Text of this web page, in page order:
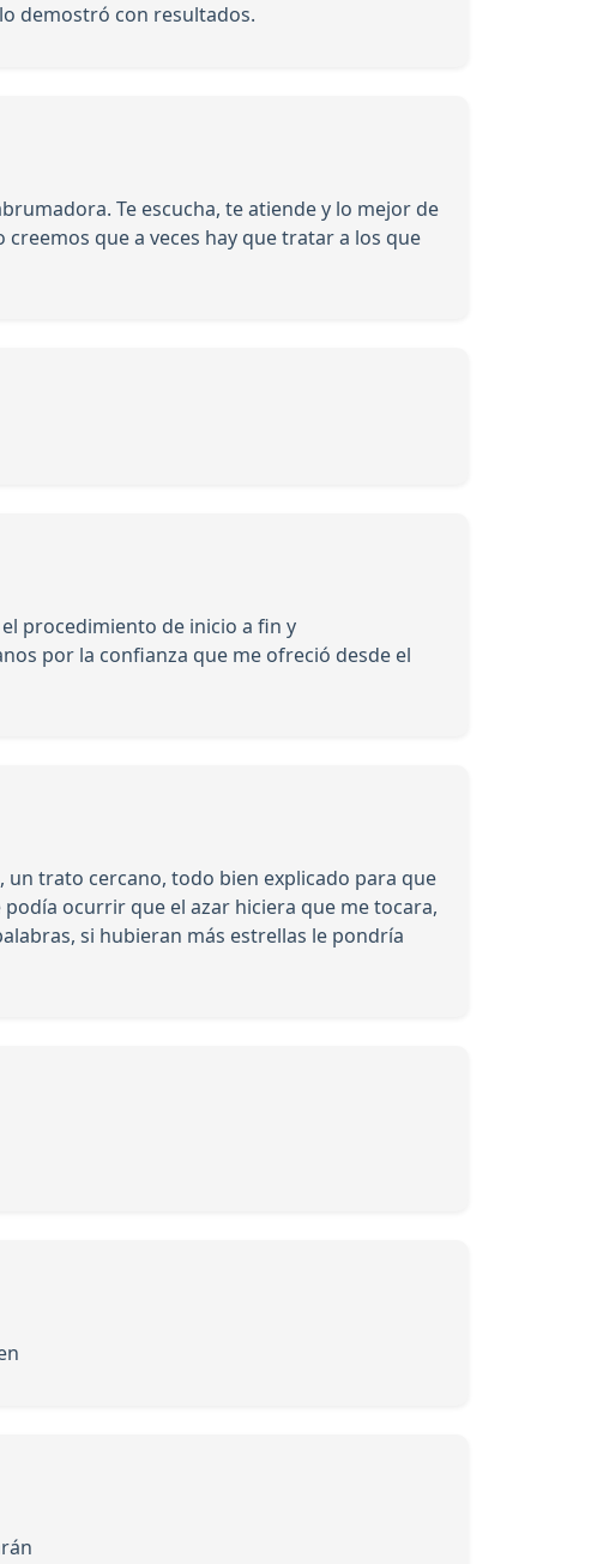
demostró con resultados.
Te escucha, te atiende y lo mejor de
que a veces hay que tratar a los que
procedimiento de inicio a fin y
por la confianza que me ofreció desde el
trato cercano, todo bien explicado para que
ocurrir que el azar hiciera que me tocara,
si hubieran más estrellas le pondría